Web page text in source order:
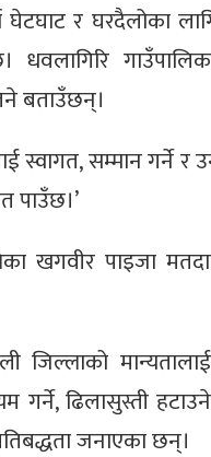
घेटघाट र घरदैलोका
धवलागिरि
बताउँछन्।
स्वागत, सम्मान गर्ने र
पाउँछ।’
खगवीर पाइजा
जिल्लाको
गर्ने, ढिलासुस्ती
जनाएका छन्।